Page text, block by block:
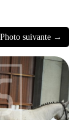
Photo suivante →